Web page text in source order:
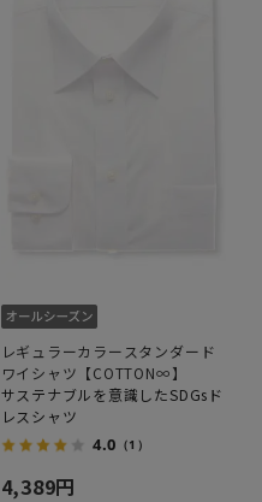
レギュラーカラースタンダード
ワイシャツ【COTTON∞】
サステナブルを意識したSDGsド
レスシャツ
4.0 （1）
4,389円